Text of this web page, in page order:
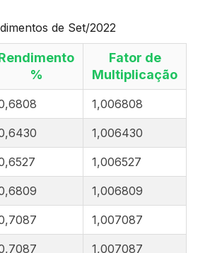
de Set/2022
%
Fator de
Multiplicação
1,006808
1,006430
1,006527
1,006809
1,007087
1,007087